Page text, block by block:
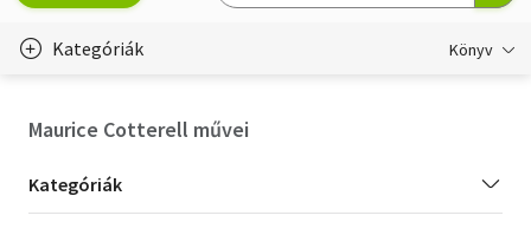
Kategóriák Könyv
Maurice Cotterell művei
Kategória
szűrés
Kategóriák